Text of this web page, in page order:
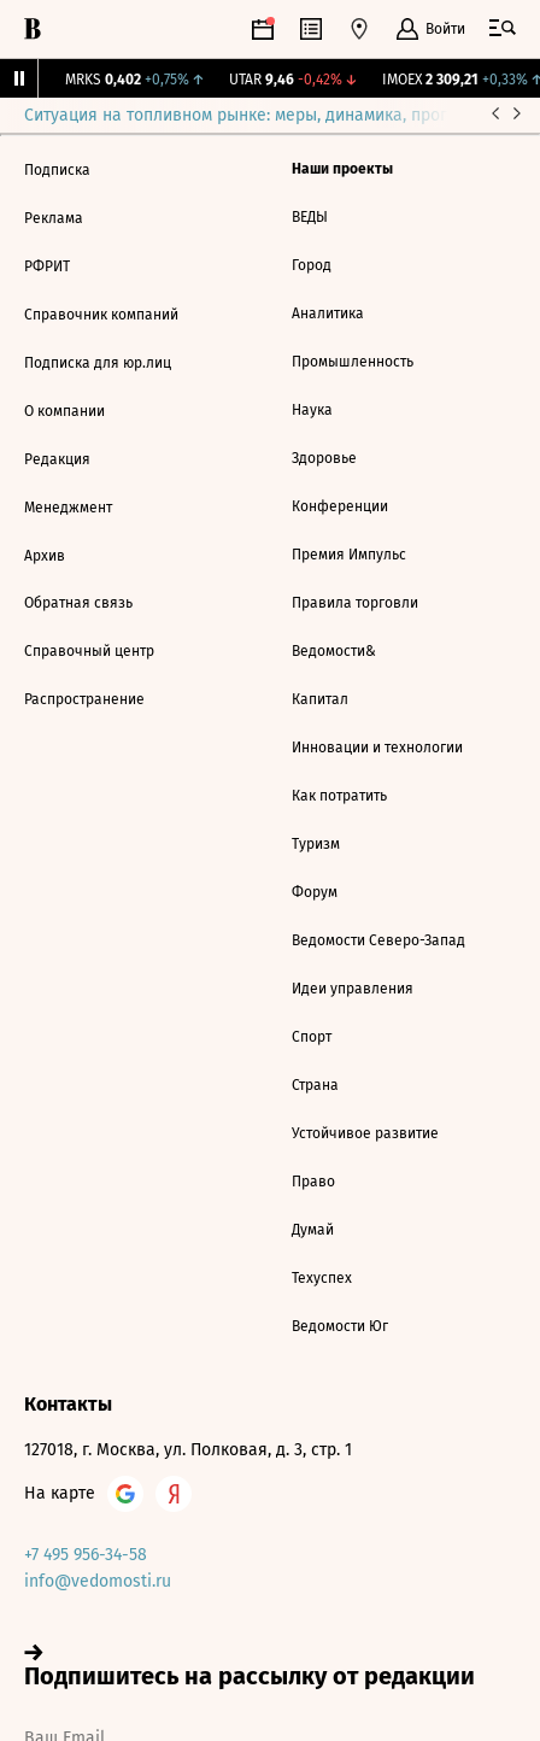
Войти
MRKS 0,402 +0,75%↑ UTAR 9,46 -0,42%↓ IMOEX 2 309,21 +0,33%↑
Ситуация на топливном рынке: меры, динамика, прогнозы
Подписка
Реклама
РФРИТ
Справочник компаний
Подписка для юр.лиц
О компании
Редакция
Менеджмент
Архив
Обратная связь
Справочный центр
Распространение
Наши проекты
ВЕДЫ
Город
Аналитика
Промышленность
Наука
Здоровье
Конференции
Премия Импульс
Правила торговли
Ведомости&
Капитал
Инновации и технологии
Как потратить
Туризм
Форум
Ведомости Северо-Запад
Идеи управления
Спорт
Страна
Устойчивое развитие
Право
Думай
Техуспех
Ведомости Юг
Контакты
127018, г. Москва, ул. Полковая, д. 3, стр. 1
На карте
+7 495 956-34-58
info@vedomosti.ru